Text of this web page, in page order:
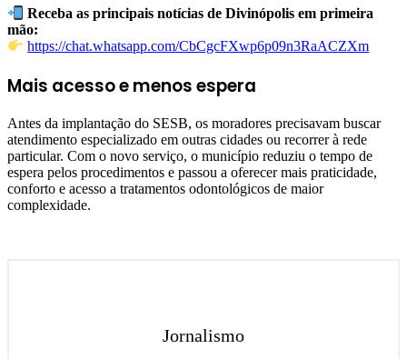
Receba as principais notícias de Divinópolis em primeira
mão:
https://chat.whatsapp.com/CbCgcFXwp6p09n3RaACZXm
Mais acesso e menos espera
Antes da implantação do SESB, os moradores precisavam buscar
atendimento especializado em outras cidades ou recorrer à rede
particular. Com o novo serviço, o município reduziu o tempo de
espera pelos procedimentos e passou a oferecer mais praticidade,
conforto e acesso a tratamentos odontológicos de maior
complexidade.
Jornalismo